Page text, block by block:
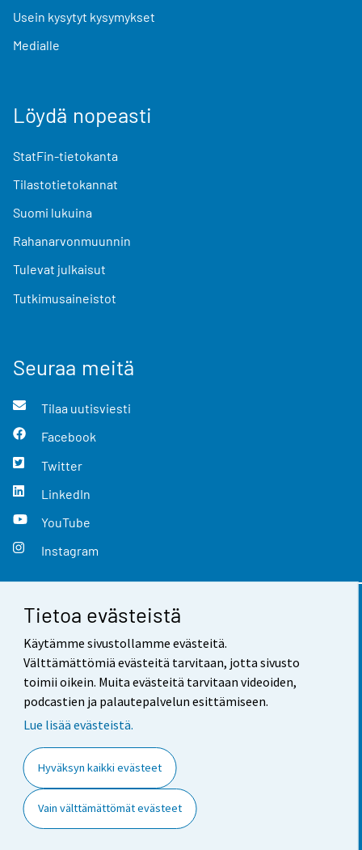
Tietoa evästeistä
Käytämme sivustollamme evästeitä.
Välttämättömiä evästeitä tarvitaan, jotta sivusto
toimii oikein. Muita evästeitä tarvitaan videoiden,
podcastien ja palautepalvelun esittämiseen.
Lue lisää evästeistä.
Hyväksyn kaikki evästeet
Vain välttämättömät evästeet
Usein kysytyt kysymykset
Medialle
Löydä nopeasti
StatFin-tietokanta
Tilastotietokannat
Suomi lukuina
Rahanarvonmuunnin
Tulevat julkaisut
Tutkimusaineistot
Seuraa meitä
Tilaa uutisviesti
Facebook
Twitter
LinkedIn
YouTube
Instagram
Yhteystiedot
Palaute
Käyttöehdot
Saavutettavuus
Tietoa sivustosta
Evästeasetukset